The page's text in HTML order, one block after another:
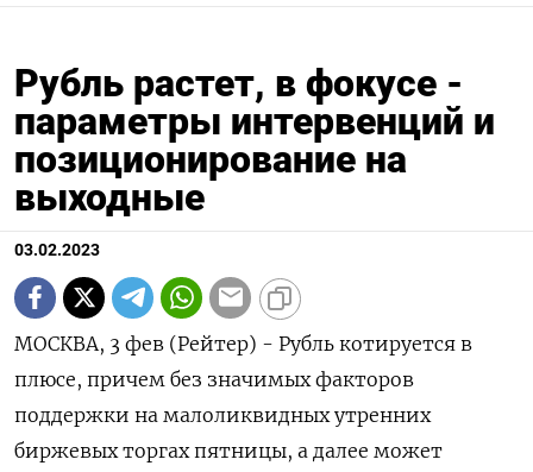
Рубль растет, в фокусе -
параметры интервенций и
позиционирование на
выходные
03.02.2023
МОСКВА, 3 фев (Рейтер) - Рубль котируется в
плюсе, причем без значимых факторов
поддержки на малоликвидных утренних
биржевых торгах пятницы, а далее может